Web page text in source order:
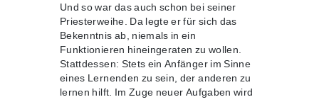
Und so war das auch schon bei seiner
Priesterweihe. Da legte er für sich das
Bekenntnis ab, niemals in ein
Funktionieren hineingeraten zu wollen.
Stattdessen: Stets ein Anfänger im Sinne
eines Lernenden zu sein, der anderen zu
lernen hilft. Im Zuge neuer Aufgaben wird